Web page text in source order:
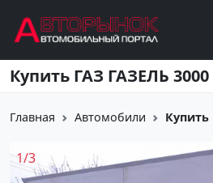
Перейти к основному содержанию
Главная Автомобили Купить
1/3